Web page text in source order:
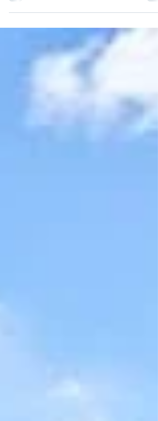
Indijski sveti možje - aghori